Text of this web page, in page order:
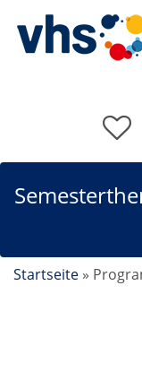
Startseite »